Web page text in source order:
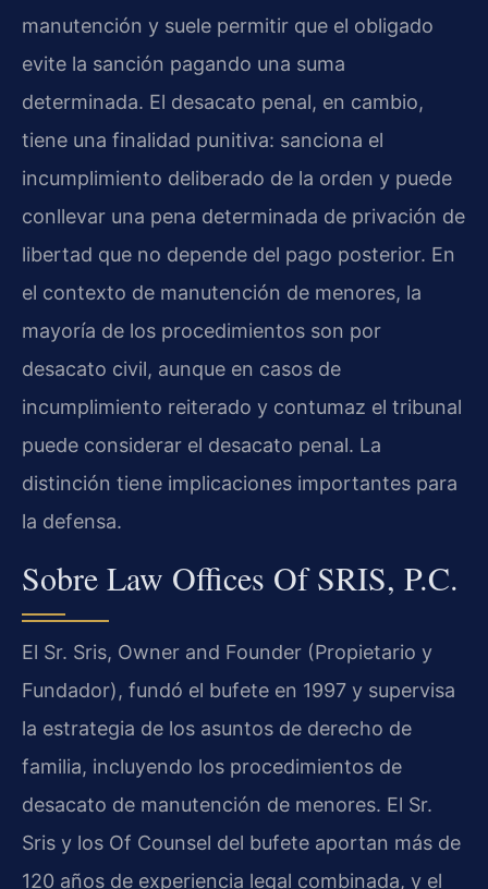
manutención y suele permitir que el obligado
evite la sanción pagando una suma
determinada. El desacato penal, en cambio,
tiene una finalidad punitiva: sanciona el
incumplimiento deliberado de la orden y puede
conllevar una pena determinada de privación de
libertad que no depende del pago posterior. En
el contexto de manutención de menores, la
mayoría de los procedimientos son por
desacato civil, aunque en casos de
incumplimiento reiterado y contumaz el tribunal
puede considerar el desacato penal. La
distinción tiene implicaciones importantes para
la defensa.
Sobre Law Offices Of SRIS, P.C.
El Sr. Sris, Owner and Founder (Propietario y
Fundador), fundó el bufete en 1997 y supervisa
la estrategia de los asuntos de derecho de
familia, incluyendo los procedimientos de
desacato de manutención de menores. El Sr.
Sris y los Of Counsel del bufete aportan más de
120 años de experiencia legal combinada, y el